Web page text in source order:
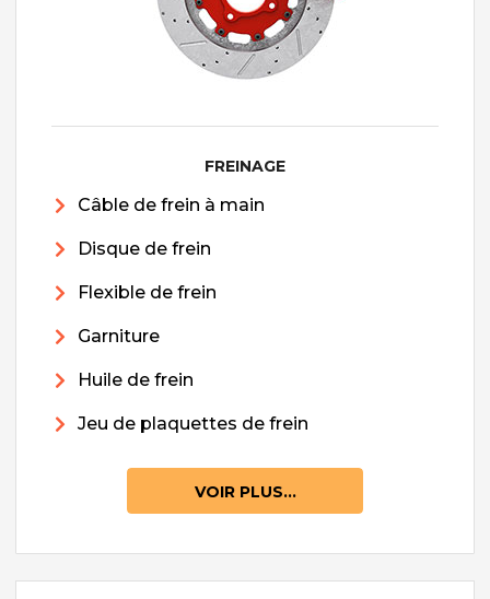
FREINAGE
Câble de frein à main
Disque de frein
Flexible de frein
Garniture
Huile de frein
Jeu de plaquettes de frein
VOIR PLUS...